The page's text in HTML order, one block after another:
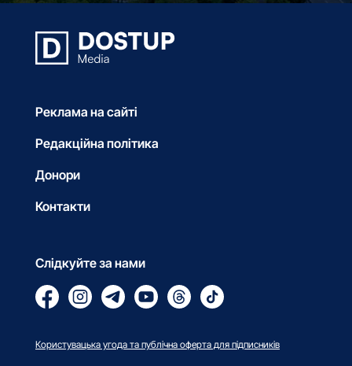
Реклама на сайті
Редакційна політика
Донори
Контакти
Слідкуйте за нами
Користувацька угода та публічна оферта для підписників